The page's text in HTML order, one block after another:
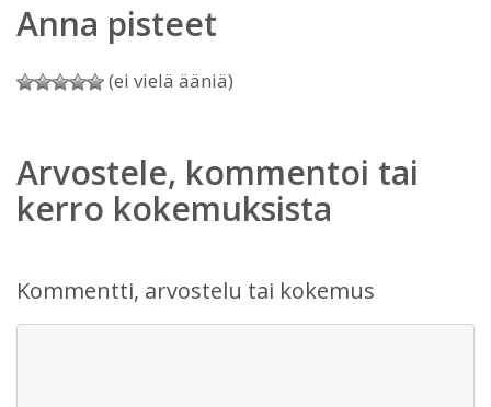
Anna pisteet
(ei vielä ääniä)
Arvostele, kommentoi tai
kerro kokemuksista
Kommentti, arvostelu tai kokemus